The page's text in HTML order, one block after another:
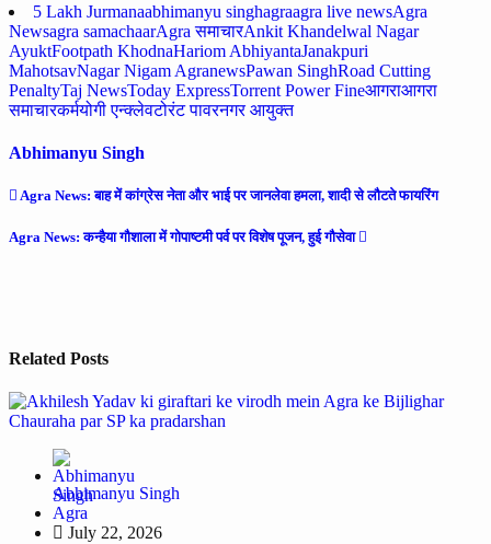
5 Lakh Jurmanaabhimanyu singhagraagra live newsAgra
Newsagra samachaarAgra समाचारAnkit Khandelwal Nagar
AyuktFootpath KhodnaHariom AbhiyantaJanakpuri
MahotsavNagar Nigam AgranewsPawan SinghRoad Cutting
PenaltyTaj NewsToday ExpressTorrent Power Fineआगराआगरा
समाचारकर्मयोगी एन्क्लेवटोरंट पावरनगर आयुक्त
Abhimanyu Singh
Post
navigation
Agra News: बाह में कांग्रेस नेता और भाई पर जानलेवा हमला, शादी से लौटते फायरिंग
Agra News: कन्हैया गौशाला में गोपाष्टमी पर्व पर विशेष पूजन, हुई गौसेवा
Related Posts
Abhimanyu Singh
Agra
July 22, 2026